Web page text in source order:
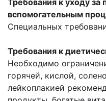
Требования к уходу за
вспомогательным
Специальных
Требования к
Необходимо
горячей, кислой,
лейкоплакией